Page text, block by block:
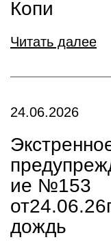
Копи
Читать далее
24.06.2026
ие №153
дождь